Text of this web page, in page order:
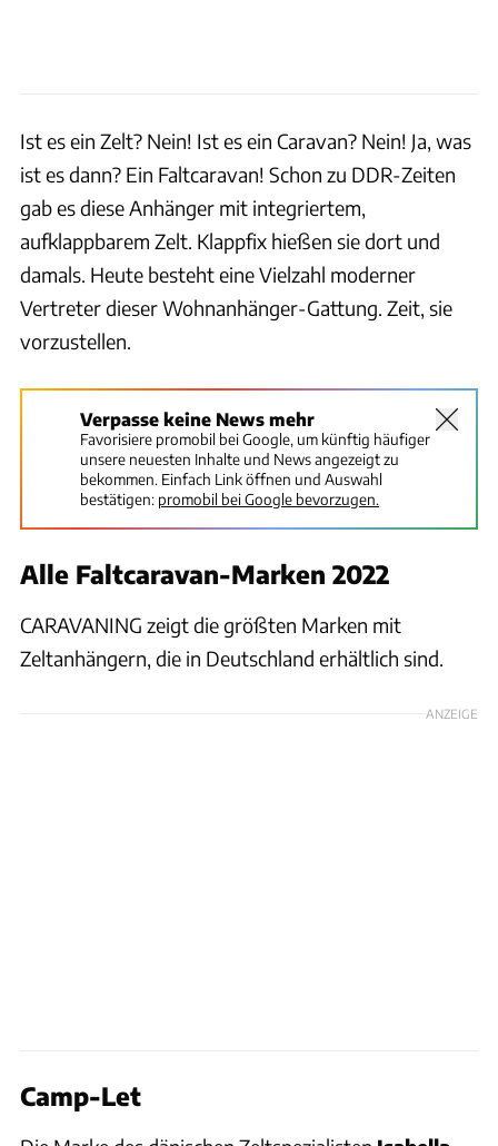
Ist es ein Zelt? Nein! Ist es ein Caravan? Nein! Ja, was
ist es dann? Ein Faltcaravan! Schon zu DDR-Zeiten
gab es diese Anhänger mit integriertem,
aufklappbarem Zelt. Klappfix hießen sie dort und
damals. Heute besteht eine Vielzahl moderner
Vertreter dieser Wohnanhänger-Gattung. Zeit, sie
vorzustellen.
Verpasse keine News mehr
Favorisiere promobil bei Google, um künftig häufiger
unsere neuesten Inhalte und News angezeigt zu
bekommen. Einfach Link öffnen und Auswahl
bestätigen: promobil bei Google bevorzugen.
Alle Faltcaravan-Marken 2022
CARAVANING zeigt die größten Marken mit
Zeltanhängern, die in Deutschland erhältlich sind.
ANZEIGE
Camp-Let